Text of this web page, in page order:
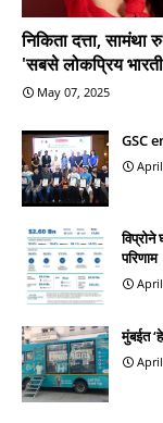
निकिता दत्ता,
'सबसे लोकप्रिय
May 07, 2025
GSC
विप्रोने
परिणाम
मुंबईत